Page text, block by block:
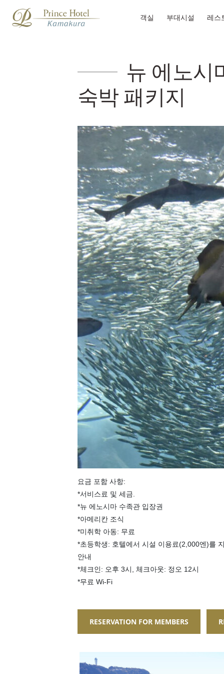
객실 부대시설 레스
뉴 에노시
숙박 패키지
요금 포함 사항:
*서비스료 및 세금.
*뉴 에노시마 수족관 입장권
*아메리칸 조식
*미취학 아동: 무료
*초등학생: 호텔에서 시설 이용료(2,000엔)를
안내
*체크인: 오후 3시, 체크아웃: 정오 12시
*무료 Wi-Fi
RESERVATION FOR MEMBERS